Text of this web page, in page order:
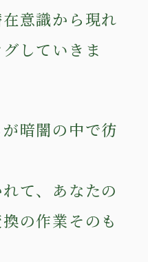
意識から現れ
していきま
暗闇の中で彷
て、あなたの
の作業そのも